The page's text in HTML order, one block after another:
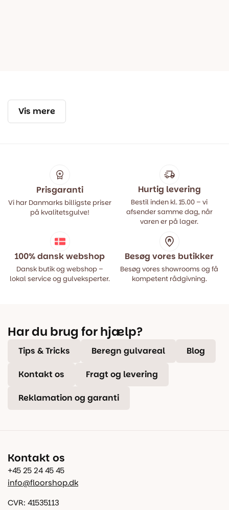
Vis mere
Prisgaranti
Vi har Danmarks billigste priser
på kvalitetsgulve!
Hurtig levering
Bestil inden kl. 15.00 – vi
afsender samme dag, når
varen er på lager.
100% dansk webshop
Dansk butik og webshop –
lokal service og gulveksperter.
Besøg vores butikker
Besøg vores showrooms og få
kompetent rådgivning.
Har du brug for hjælp?
Tips & Tricks Beregn gulvareal Blog
Kontakt os Fragt og levering
Reklamation og garanti
Kontakt os
+45 25 24 45 45
info@floorshop.dk
CVR: 41535113